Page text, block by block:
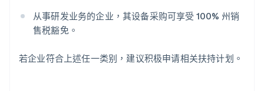
从事研发业务的企业，其设备采购可享受 100% 州销
售税豁免。
若企业符合上述任一类别，建议积极申请相关扶持计划。